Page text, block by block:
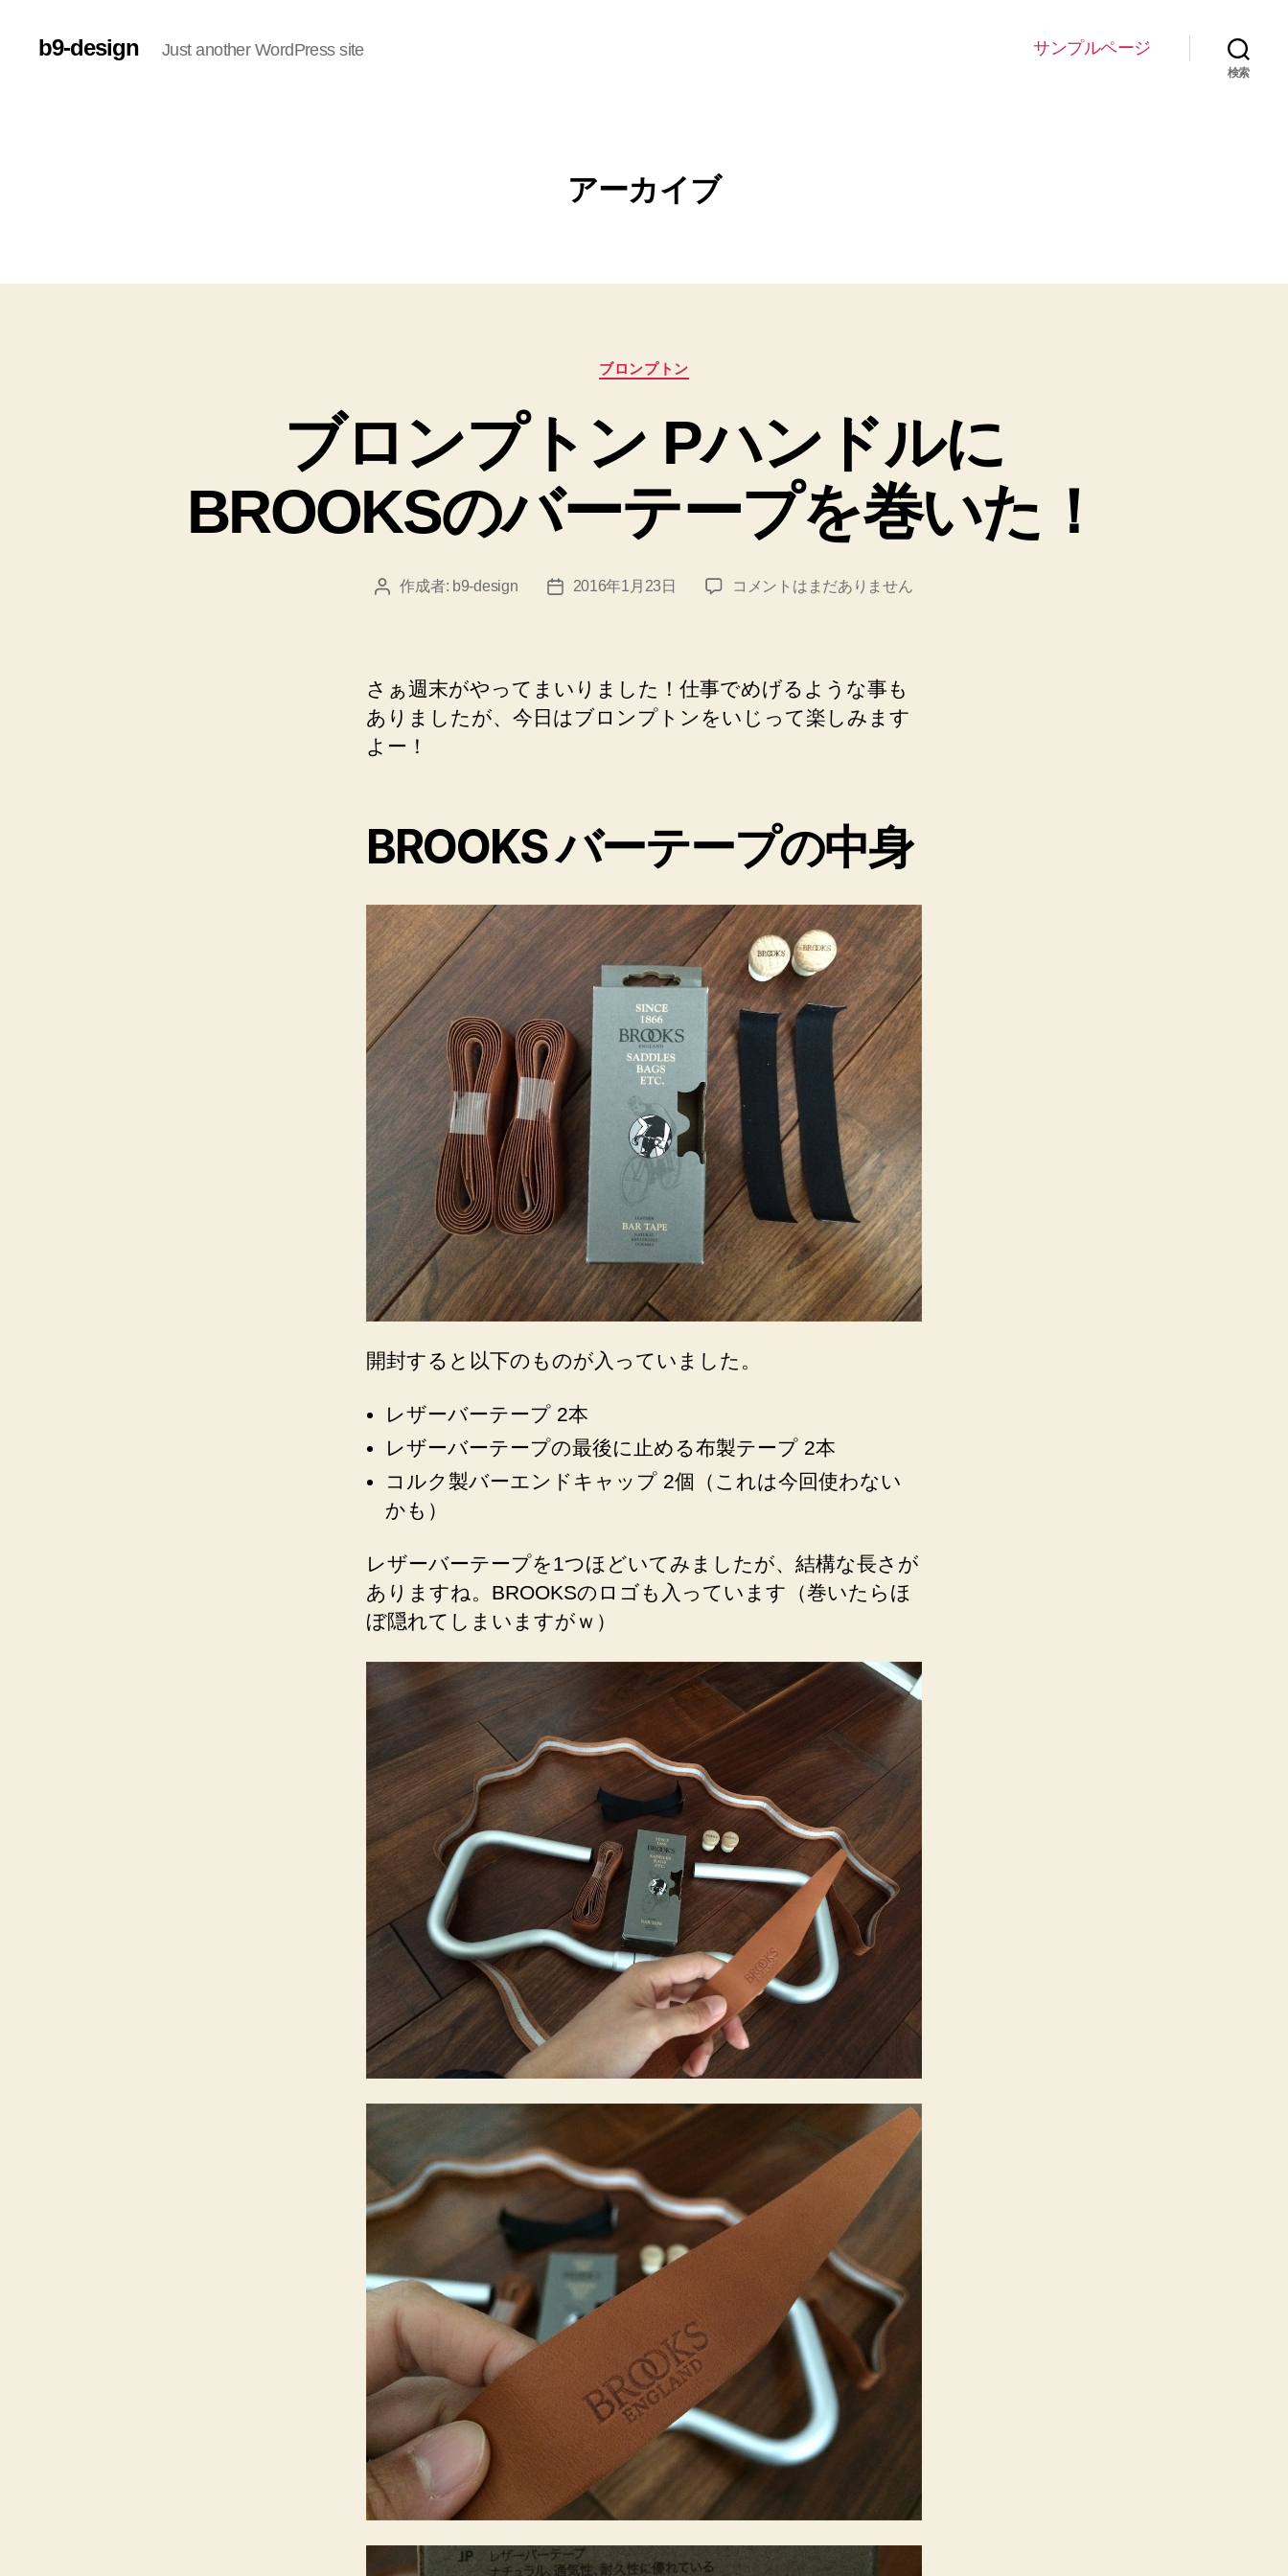
b9-design Just another WordPress site サンプルページ
検索
アーカイブ
カ
テ
ー
ブロンプトン
ブロンプトン Pハンドルに
BROOKSのバーテープを巻いた！
投
作成者: b9-design
投
2016年1月23日
ブ
ン
P
に
BROOKS
バ
ー
テ
ー
プ
を
巻
い
た！
へ
の
コメントはまだありません
さぁ週末がやってまいりました！仕事でめげるような事も
ありましたが、今日はブロンプトンをいじって楽しみます
よー！
BROOKS バーテープの中身
開封すると以下のものが入っていました。
レザーバーテープ 2本
レザーバーテープの最後に止める布製テープ 2本
コルク製バーエンドキャップ 2個（これは今回使わない
かも）
レザーバーテープを1つほどいてみましたが、結構な長さが
ありますね。BROOKSのロゴも入っています（巻いたらほ
ぼ隠れてしまいますがｗ）